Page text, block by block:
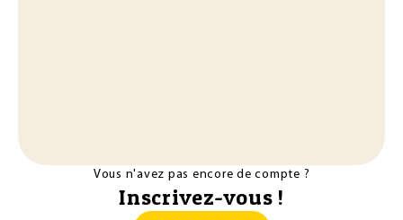
Vous n'avez pas encore de compte ?
Inscrivez-vous !